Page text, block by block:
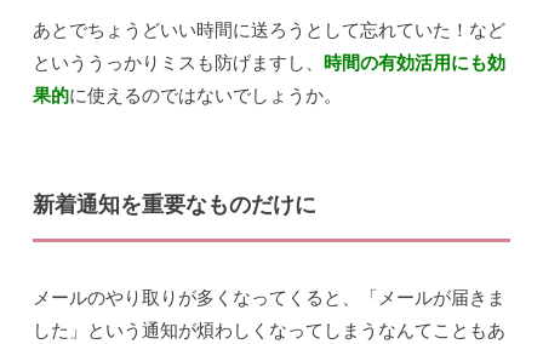
あとでちょうどいい時間に送ろうとして忘れていた！など
といううっかりミスも防げますし、 時間の有効活用にも効
果的に使えるのではないでしょうか。
新着通知を重要なものだけに
メールのやり取りが多くなってくると、「メールが届きま
した」という通知が煩わしくなってしまうなんてこともあ